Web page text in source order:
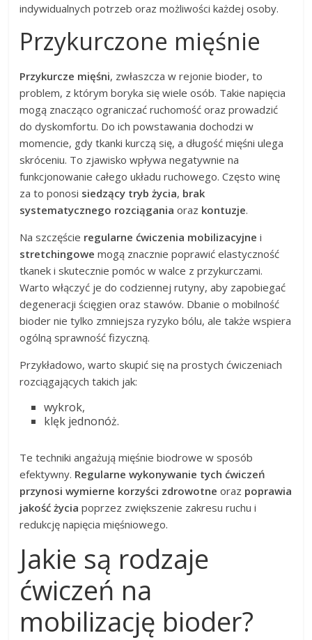
indywidualnych potrzeb oraz możliwości każdej osoby.
Przykurczone mięśnie
Przykurcze mięśni, zwłaszcza w rejonie bioder, to
problem, z którym boryka się wiele osób. Takie napięcia
mogą znacząco ograniczać ruchomość oraz prowadzić
do dyskomfortu. Do ich powstawania dochodzi w
momencie, gdy tkanki kurczą się, a długość mięśni ulega
skróceniu. To zjawisko wpływa negatywnie na
funkcjonowanie całego układu ruchowego. Często winę
za to ponosi siedzący tryb życia, brak
systematycznego rozciągania oraz kontuzje.
Na szczęście regularne ćwiczenia mobilizacyjne i
stretchingowe mogą znacznie poprawić elastyczność
tkanek i skutecznie pomóc w walce z przykurczami.
Warto włączyć je do codziennej rutyny, aby zapobiegać
degeneracji ścięgien oraz stawów. Dbanie o mobilność
bioder nie tylko zmniejsza ryzyko bólu, ale także wspiera
ogólną sprawność fizyczną.
Przykładowo, warto skupić się na prostych ćwiczeniach
rozciągających takich jak:
wykrok,
klęk jednonóż.
Te techniki angażują mięśnie biodrowe w sposób
efektywny. Regularne wykonywanie tych ćwiczeń
przynosi wymierne korzyści zdrowotne oraz poprawia
jakość życia poprzez zwiększenie zakresu ruchu i
redukcję napięcia mięśniowego.
Jakie są rodzaje
ćwiczeń na
mobilizację bioder?